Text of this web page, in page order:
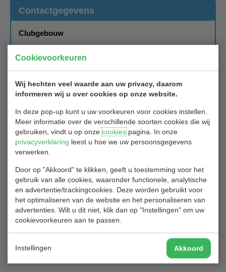
Cookievoorkeuren
Wij hechten veel waarde aan uw privacy, daarom
informeren wij u over cookies op onze website.
In deze pop-up kunt u uw voorkeuren voor cookies instellen.
Meer informatie over de verschillende soorten cookies die wij
gebruiken, vindt u op onzecookiespagina. In onze
privacyverklaring leest u hoe we uw persoonsgegevens
verwerken.
Door op "Akkoord" te klikken, geeft u toestemming voor het
gebruik van alle cookies, waaronder functionele, analytische
en advertentie/trackingcookies. Deze worden gebruikt voor
het optimaliseren van de website en het personaliseren van
advertenties. Wilt u dit niet, klik dan op "Instellingen" om uw
cookievoorkeuren aan te passen.
Instellingen Akkoord
Contactgegevens
Clubgebouw
Blaardorpseweg 1
2911 BC Nieuwerkerk aan de IJssel
Secretariaat
Secretariaat Golfclub Hitland
2911 BC Nieuwerkerk ad IJssel
secretariaat@golfclubhitland.nl